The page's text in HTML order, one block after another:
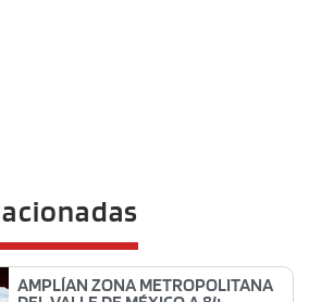
AMPLÍAN ZONA METROPOLITANA